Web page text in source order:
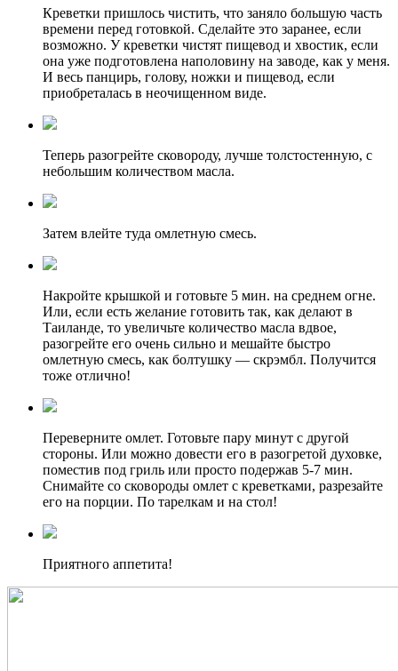
Креветки пришлось чистить, что заняло большую часть
времени перед готовкой. Сделайте это заранее, если
возможно. У креветки чистят пищевод и хвостик, если
она уже подготовлена наполовину на заводе, как у меня.
И весь панцирь, голову, ножки и пищевод, если
приобреталась в неочищенном виде.
Теперь разогрейте сковороду, лучше толстостенную, с
небольшим количеством масла.
Затем влейте туда омлетную смесь.
Накройте крышкой и готовьте 5 мин. на среднем огне.
Или, если есть желание готовить так, как делают в
Таиланде, то увеличьте количество масла вдвое,
разогрейте его очень сильно и мешайте быстро
омлетную смесь, как болтушку — скрэмбл. Получится
тоже отлично!
Переверните омлет. Готовьте пару минут с другой
стороны. Или можно довести его в разогретой духовке,
поместив под гриль или просто подержав 5-7 мин.
Снимайте со сковороды омлет с креветками, разрезайте
его на порции. По тарелкам и на стол!
Приятного аппетита!